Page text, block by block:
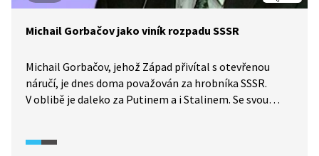
Michail Gorbačov jako viník rozpadu SSSR
Michail Gorbačov, jehož Západ přivítal s otevřenou
náručí, je dnes doma považován za hrobníka SSSR.
V oblibě je daleko za Putinem a i Stalinem. Se svou
sovětského kolosu. Dnes by podle svých slov z konce